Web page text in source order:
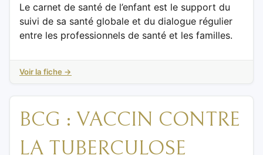
Le carnet de santé de l’enfant est le support du
suivi de sa santé globale et du dialogue régulier
entre les professionnels de santé et les familles.
Voir la fiche →
BCG : VACCIN CONTRE
LA TUBERCULOSE